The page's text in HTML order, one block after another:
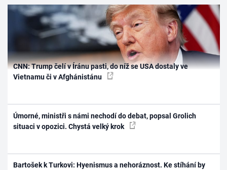
CNN: Trump čelí v Íránu pasti, do níž se USA dostaly ve
Vietnamu či v Afghánistánu
Úmorné, ministři s námi nechodí do debat, popsal Grolich
situaci v opozici. Chystá velký krok
Bartošek k Turkovi: Hyenismus a nehoráznost. Ke stíhání by